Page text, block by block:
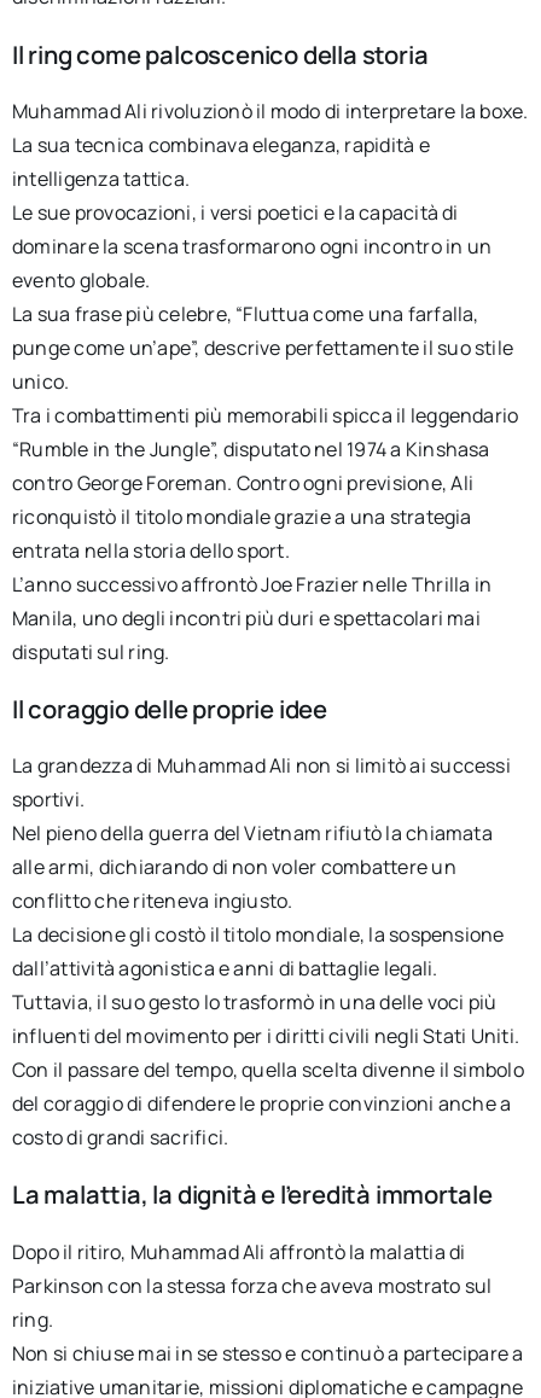
Il ring come palcoscenico della storia
Muhammad Ali rivoluzionò il modo di interpretare la boxe.
La sua tecnica combinava eleganza, rapidità e
intelligenza tattica.
Le sue provocazioni, i versi poetici e la capacità di
dominare la scena trasformarono ogni incontro in un
evento globale.
La sua frase più celebre, “Fluttua come una farfalla,
punge come un’ape”, descrive perfettamente il suo stile
unico.
Tra i combattimenti più memorabili spicca il leggendario
“Rumble in the Jungle”, disputato nel 1974 a Kinshasa
contro George Foreman. Contro ogni previsione, Ali
riconquistò il titolo mondiale grazie a una strategia
entrata nella storia dello sport.
L’anno successivo affrontò Joe Frazier nelle Thrilla in
Manila, uno degli incontri più duri e spettacolari mai
disputati sul ring.
Il coraggio delle proprie idee
La grandezza di Muhammad Ali non si limitò ai successi
sportivi.
Nel pieno della guerra del Vietnam rifiutò la chiamata
alle armi, dichiarando di non voler combattere un
conflitto che riteneva ingiusto.
La decisione gli costò il titolo mondiale, la sospensione
dall’attività agonistica e anni di battaglie legali.
Tuttavia, il suo gesto lo trasformò in una delle voci più
influenti del movimento per i diritti civili negli Stati Uniti.
Con il passare del tempo, quella scelta divenne il simbolo
del coraggio di difendere le proprie convinzioni anche a
costo di grandi sacrifici.
La malattia, la dignità e l’eredità immortale
Dopo il ritiro, Muhammad Ali affrontò la malattia di
Parkinson con la stessa forza che aveva mostrato sul
ring.
Non si chiuse mai in se stesso e continuò a partecipare a
iniziative umanitarie, missioni diplomatiche e campagne